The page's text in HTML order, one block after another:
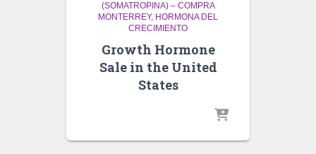
(SOMATROPINA) – COMPRA
MONTERREY HORMONA DEL
CRECIMIENTO
Growth Hormone
Sale in the United
States